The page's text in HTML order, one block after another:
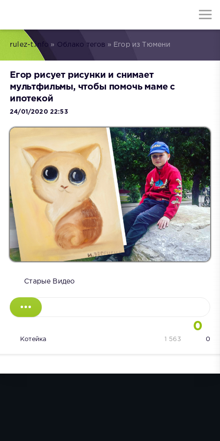
rulez-t.info » Облако тегов » Егор из Тюмени
Егор рисует рисунки и снимает
мультфильмы, чтобы помочь маме с
ипотекой
24/01/2020 22:53
Старые Видео
0
Котейка 0
1 563